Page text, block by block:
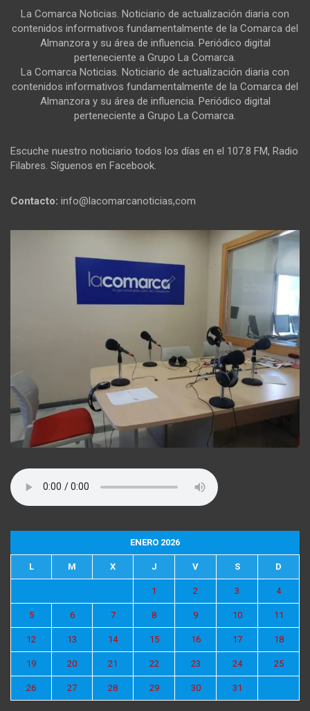
La Comarca Noticias. Noticiario de actualización diaria con
contenidos informativos fundamentalmente de la Comarca del
Almanzora y su área de influencia. Periódico digital
perteneciente a Grupo La Comarca.
La Comarca Noticias. Noticiario de actualización diaria con
contenidos informativos fundamentalmente de la Comarca del
Almanzora y su área de influencia. Periódico digital
perteneciente a Grupo La Comarca.
Escuche nuestro noticiario todos los días en el 107.8 FM, Radio
Filabres. Síguenos en Facebook.
Contacto: info@lacomarcanoticias,com
ENERO 2026
L M X J V S D
1 2 3 4
5 6 7 8 9 10 11
12 13 14 15 16 17 18
19 20 21 22 23 24 25
26 27 28 29 30 31